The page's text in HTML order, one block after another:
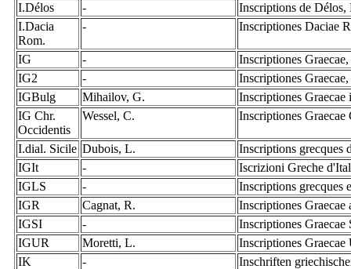
I.Délos
-
Inscriptions de Délos,
I.Dacia
Rom.
- Inscriptiones Daciae
IG -
Inscriptiones
IG2
-
Inscriptiones
IGBulg
Mihailov, G.
Inscriptiones
IG Chr.
Occidentis
Wessel, C. Inscriptiones
I.dial. Sicile Dubois, L.
Inscriptions grecques
IGIt
-
Iscrizioni Greche
IGLS
-
Inscriptions grecques
IGR
Cagnat, R.
Inscriptiones Graecae
IGSI
-
Inscriptiones
IGUR
Moretti, L.
Inscriptiones
IK
-
Inschriften